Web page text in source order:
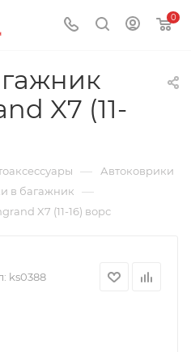
0
X7 (11-
— Автоковрики
в багажник —
X7 (11-16) ворс
ks0388